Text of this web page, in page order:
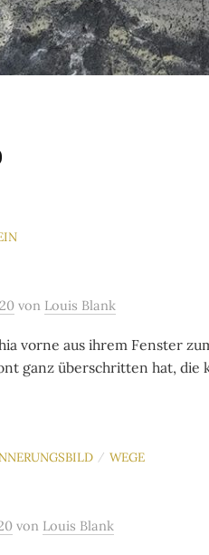
von Louis Blank
vorne aus ihrem Fenster
ganz überschritten hat, die
/ WEGE
von Louis Blank